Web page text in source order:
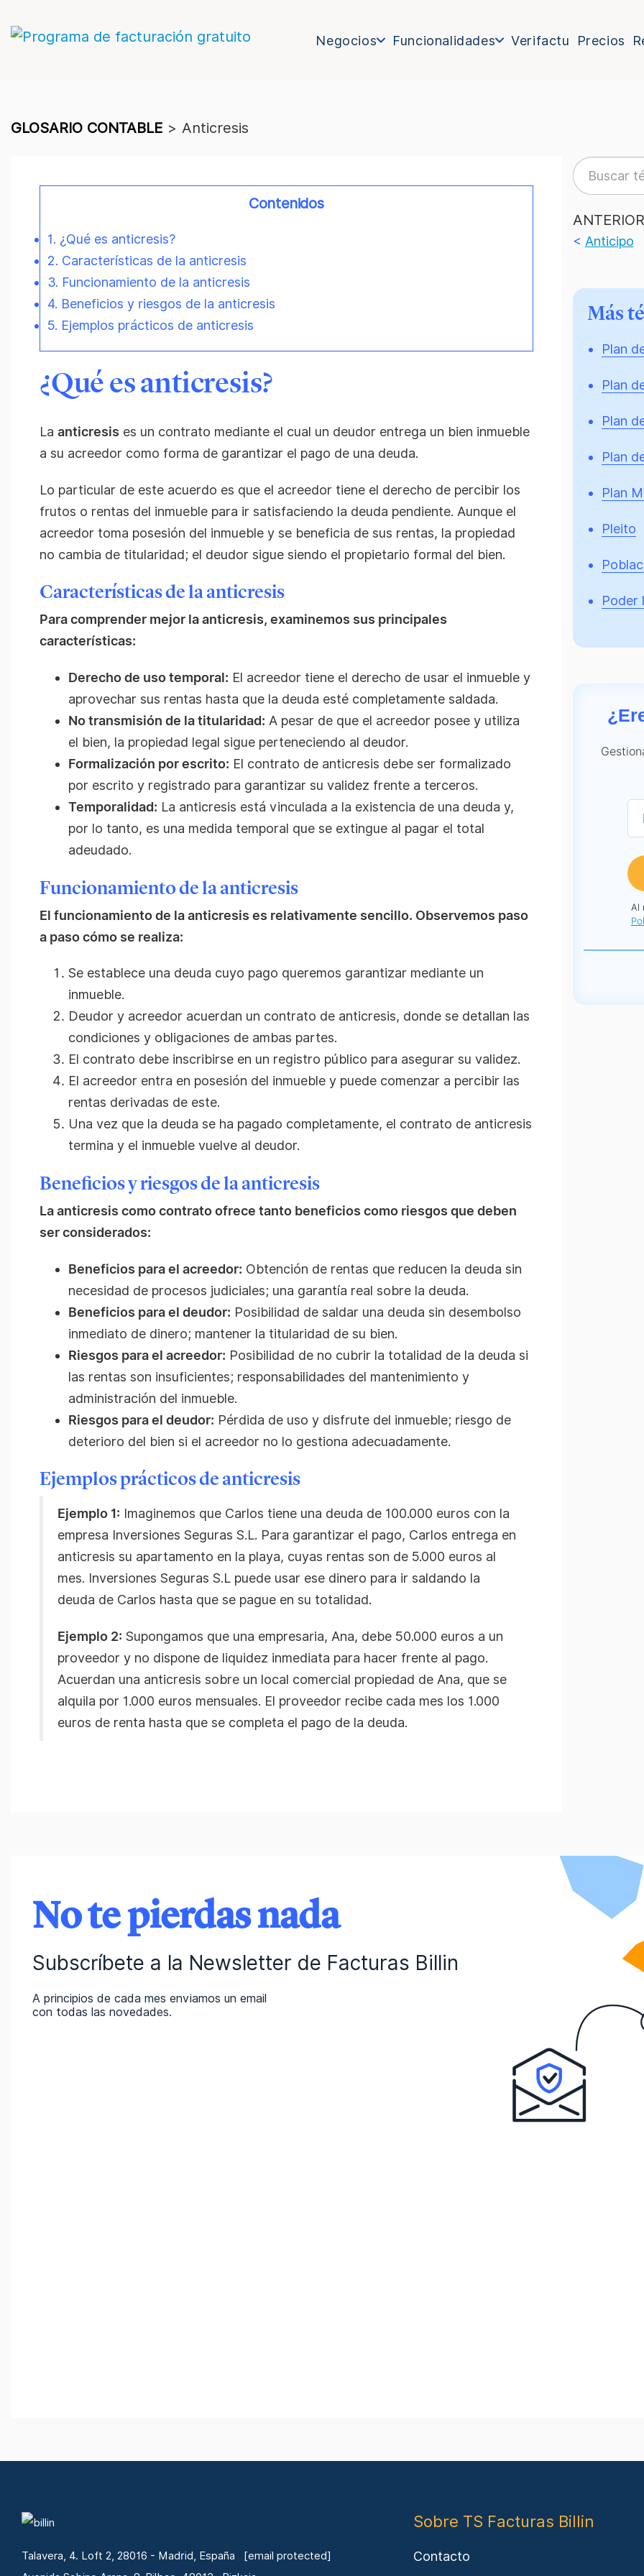
Negocios Funcionalidades Verifactu Precios
GLOSARIO CONTABLE > Anticresis
Contenidos
1. ¿Qué es anticresis?
2. Características de la anticresis
3. Funcionamiento de la anticresis
4. Beneficios y riesgos de la anticresis
5. Ejemplos prácticos de anticresis
¿Qué es anticresis?
La anticresis es un contrato mediante el cual un deudor entrega un bien inmueble
a su acreedor como forma de garantizar el pago de una deuda.
Lo particular de este acuerdo es que el acreedor tiene el derecho de percibir los
frutos o rentas del inmueble para ir satisfaciendo la deuda pendiente. Aunque el
acreedor toma posesión del inmueble y se beneficia de sus rentas, la propiedad
no cambia de titularidad; el deudor sigue siendo el propietario formal del bien.
Características de la anticresis
Para comprender mejor la anticresis, examinemos sus principales
características:
Derecho de uso temporal: El acreedor tiene el derecho de usar el inmueble y
aprovechar sus rentas hasta que la deuda esté completamente saldada.
No transmisión de la titularidad: A pesar de que el acreedor posee y utiliza
el bien, la propiedad legal sigue perteneciendo al deudor.
Formalización por escrito: El contrato de anticresis debe ser formalizado
por escrito y registrado para garantizar su validez frente a terceros.
Temporalidad: La anticresis está vinculada a la existencia de una deuda y,
por lo tanto, es una medida temporal que se extingue al pagar el total
adeudado.
Funcionamiento de la anticresis
El funcionamiento de la anticresis es relativamente sencillo. Observemos paso
a paso cómo se realiza:
Se establece una deuda cuyo pago queremos garantizar mediante un
inmueble.
Deudor y acreedor acuerdan un contrato de anticresis, donde se detallan las
condiciones y obligaciones de ambas partes.
El contrato debe inscribirse en un registro público para asegurar su validez.
El acreedor entra en posesión del inmueble y puede comenzar a percibir las
rentas derivadas de este.
Una vez que la deuda se ha pagado completamente, el contrato de anticresis
termina y el inmueble vuelve al deudor.
Beneficios y riesgos de la anticresis
La anticresis como contrato ofrece tanto beneficios como riesgos que deben
ser considerados:
Beneficios para el acreedor: Obtención de rentas que reducen la deuda sin
necesidad de procesos judiciales; una garantía real sobre la deuda.
Beneficios para el deudor: Posibilidad de saldar una deuda sin desembolso
inmediato de dinero; mantener la titularidad de su bien.
Riesgos para el acreedor: Posibilidad de no cubrir la totalidad de la deuda si
las rentas son insuficientes; responsabilidades del mantenimiento y
administración del inmueble.
Riesgos para el deudor: Pérdida de uso y disfrute del inmueble; riesgo de
deterioro del bien si el acreedor no lo gestiona adecuadamente.
Ejemplos prácticos de anticresis
Ejemplo 1: Imaginemos que Carlos tiene una deuda de 100.000 euros con la
empresa Inversiones Seguras S.L. Para garantizar el pago, Carlos entrega en
anticresis su apartamento en la playa, cuyas rentas son de 5.000 euros al
mes. Inversiones Seguras S.L puede usar ese dinero para ir saldando la
deuda de Carlos hasta que se pague en su totalidad.
Ejemplo 2: Supongamos que una empresaria, Ana, debe 50.000 euros a un
proveedor y no dispone de liquidez inmediata para hacer frente al pago.
Acuerdan una anticresis sobre un local comercial propiedad de Ana, que se
alquila por 1.000 euros mensuales. El proveedor recibe cada mes los 1.000
euros de renta hasta que se completa el pago de la deuda.
ANTERIOR
< Anticipo
Más
Plan
Plan
Plan
Plan
Plan
Pleito
Poder
Al
No te pierdas nada
Subscríbete a la Newsletter de Facturas Billin
A principios de cada mes enviamos un email
con todas las novedades.
Talavera, 4. Loft 2, 28016 - Madrid, España
[email protected]
Sobre TS Facturas Billin
Contacto